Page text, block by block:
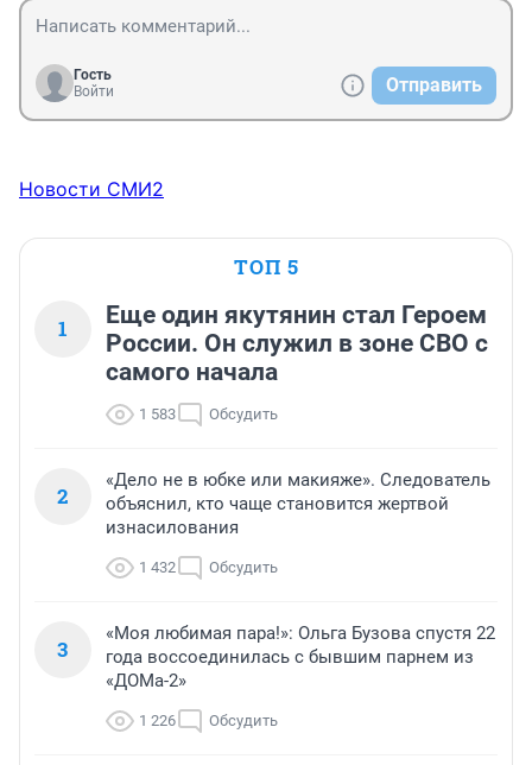
Гость
Войти
Отправить
Новости СМИ2
ТОП 5
1
Еще один якутянин стал Героем
России. Он служил в зоне СВО с
самого начала
1 583 Обсудить
2
«Дело не в юбке или макияже». Следователь
объяснил, кто чаще становится жертвой
изнасилования
1 432 Обсудить
3
«Моя любимая пара!»: Ольга Бузова спустя 22
года воссоединилась с бывшим парнем из
«ДОМа-2»
1 226 Обсудить